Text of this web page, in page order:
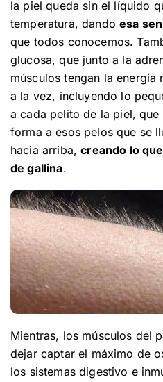
la piel queda sin el líquido
temperatura, dandoesa
que todos conocemos.
glucosa, que junto a la
músculos tengan la energía
a la vez, incluyendo lo
a cada pelito de la piel,
forma a esos pelos que se
hacia arriba,creando lo
de gallina.
Mientras, los músculos del
dejar captar el máximo de
los sistemas digestivo e